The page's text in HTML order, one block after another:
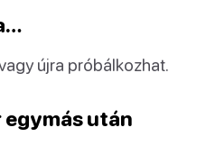
újra próbálkozhat.
egymás után